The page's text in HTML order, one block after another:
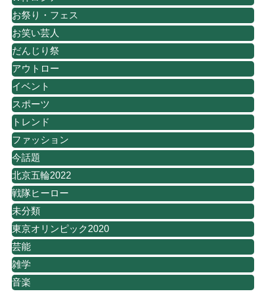
お祭り・フェス
お笑い芸人
だんじり祭
アウトロー
イベント
スポーツ
トレンド
ファッション
今話題
北京五輪2022
戦隊ヒーロー
未分類
東京オリンピック2020
芸能
雑学
音楽